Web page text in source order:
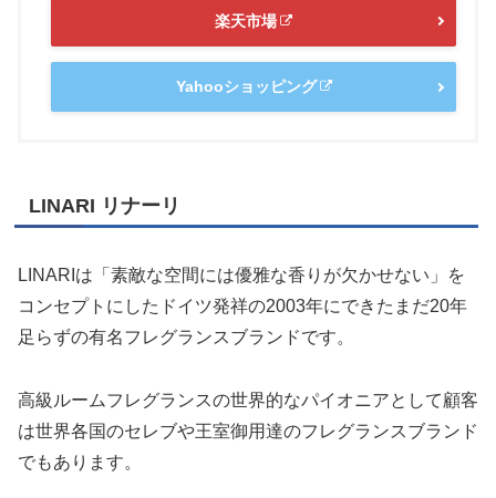
楽天市場
Yahooショッピング
LINARI リナーリ
LINARIは「素敵な空間には優雅な香りが欠かせない」を
コンセプトにしたドイツ発祥の2003年にできたまだ20年
足らずの有名フレグランスブランドです。
高級ルームフレグランスの世界的なパイオニアとして顧客
は世界各国のセレブや王室御用達のフレグランスブランド
でもあります。